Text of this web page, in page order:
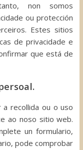
non somos
ou protección
Estes sitios
de privacidade e
que está de
recollida ou o uso
ao noso sitio web.
un formulario,
pode comprobar